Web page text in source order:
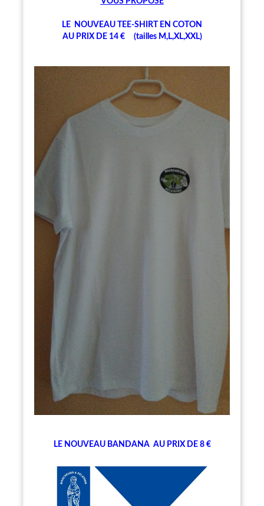
LE NOUVEAU TEE-SHIRT EN COTON
AU PRIX DE 14 € (tailles M,L,XL,XXL)
LE NOUVEAU BANDANA AU PRIX DE 8 €